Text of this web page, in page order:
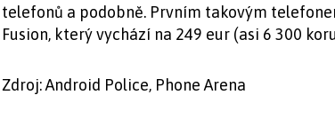
telefonů a podobně. Prvním takovým
Fusion, který vychází na 249 eur (asi 6 300
Zdroj: Android Police, Phone Arena